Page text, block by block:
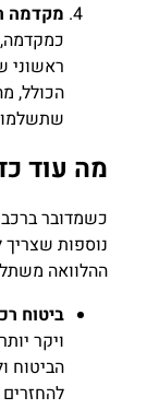
מקדמה
כמקדמה,
ראשוני
הכולל,
שתשלמו
מה עוד
נוספות
ההלוואה
ביטוח
ויקר
הביטוח